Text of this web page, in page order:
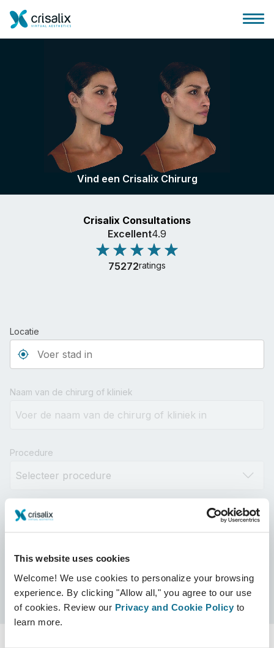
This website uses cookies
Welcome! We use cookies to personalize your browsing
experience. By clicking "Allow all," you agree to our use
of cookies. Review our Privacy and Cookie Policy to
learn more.
Huis chirurg
3D business platform
Pakketten
Patiëntrecensies
Vind een Crisalix Chirurg
Crisalix Consultations
Excellent4.9
75272ratings
Locatie
Naam van de chirurg of kliniek
Procedure
Afstand
Crisalix-gecertificeerd Zoeken